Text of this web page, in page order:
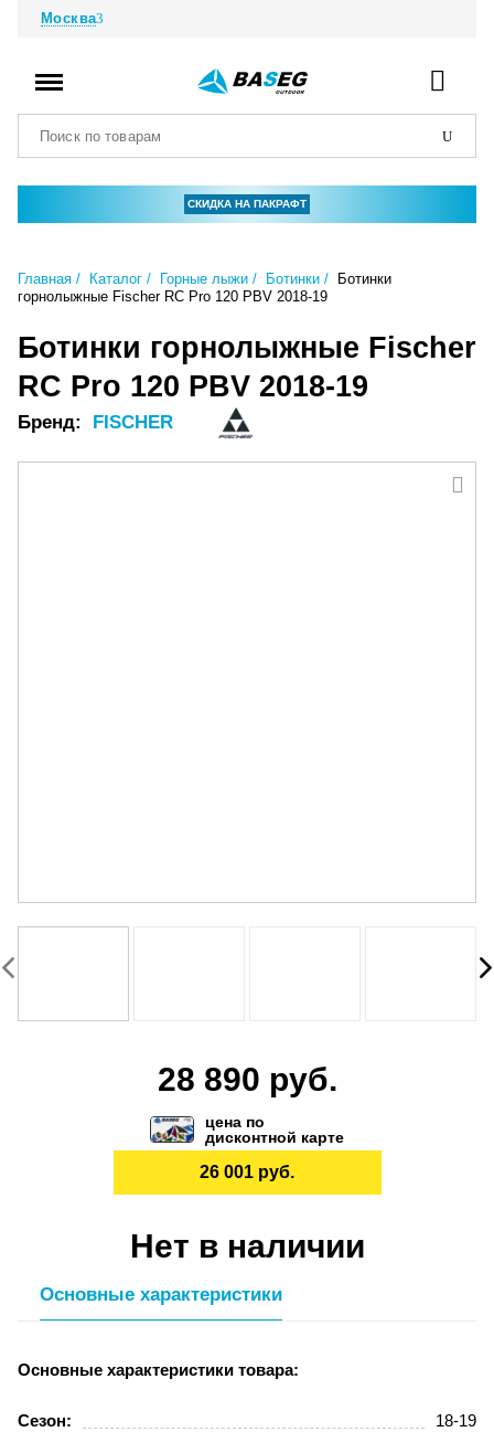
Москва
СКИДКА НА ПАКРАФТ
Главная Каталог Горные лыжи Ботинки
Ботинки
горнолыжные Fischer RC Pro 120 PBV 2018-19
Ботинки горнолыжные Fischer
RC Pro 120 PBV 2018-19
Бренд: FISCHER
28 890 руб.
цена по
дисконтной карте
26 001 руб.
Нет в наличии
Основные характеристики
Основные характеристики товара:
Сезон: 18-19